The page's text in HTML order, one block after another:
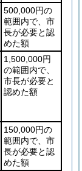
500,000円の
範囲内で、市
長が必要と認
めた額
1,500,000円
の範囲内で、
市長が必要と
認めた額
150,000円の
範囲内で、市
長が必要と認
めた額